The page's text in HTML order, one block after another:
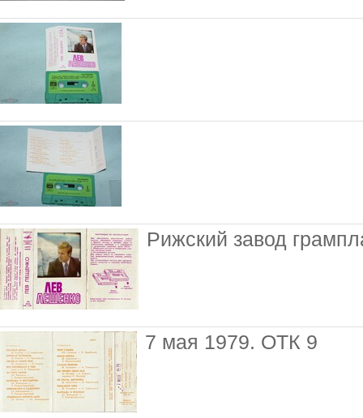
Рижский завод
7 мая 1979. ОТК 9